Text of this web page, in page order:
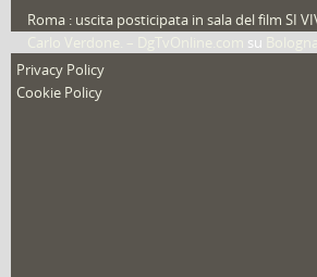
Roma : uscita posticipata in sala del film SI
su
nuovo film
Privacy Policy
Cookie Policy